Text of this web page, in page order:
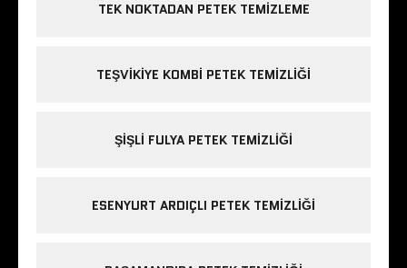
TEK NOKTADAN PETEK TEMIZLEME
TEŞVIKIYE KOMBI PETEK TEMIZLIĞI
ŞIŞLI FULYA PETEK TEMIZLIĞI
ESENYURT ARDIÇLI PETEK TEMIZLIĞI